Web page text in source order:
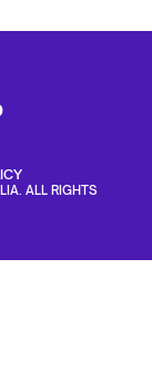
ALL RIGHTS